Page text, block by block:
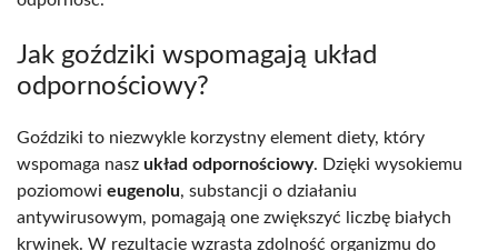
Jak goździki wspomagają układ
odpornościowy?
Goździki to niezwykle korzystny element diety, który
wspomaga nasz układ odpornościowy. Dzięki wysokiemu
poziomowi eugenolu, substancji o działaniu
antywirusowym, pomagają one zwiększyć liczbę białych
krwinek. W rezultacie wzrasta zdolność organizmu do